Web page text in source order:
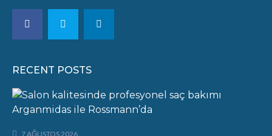
RECENT POSTS
7 AĞUSTOS 2026